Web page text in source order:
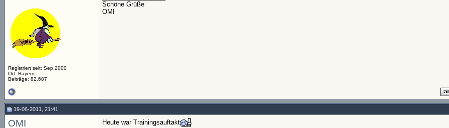
Registriert seit: Sep 2000
Ort: Bayern
Beiträge: 82.687
Schöne Grüße
OMI
19-06-2011, 21:41
OMI
Heute war Trainingsauftakt